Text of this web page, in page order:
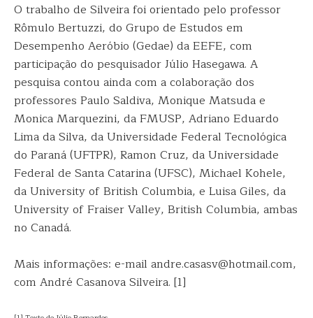
O trabalho de Silveira foi orientado pelo professor
Rômulo Bertuzzi, do Grupo de Estudos em
Desempenho Aeróbio (Gedae) da EEFE, com
participação do pesquisador Júlio Hasegawa. A
pesquisa contou ainda com a colaboração dos
professores Paulo Saldiva, Monique Matsuda e
Monica Marquezini, da FMUSP, Adriano Eduardo
Lima da Silva, da Universidade Federal Tecnológica
do Paraná (UFTPR), Ramon Cruz, da Universidade
Federal de Santa Catarina (UFSC), Michael Kohele,
da University of British Columbia, e Luisa Giles, da
University of Fraiser Valley, British Columbia, ambas
no Canadá.
Mais informações: e-mail andre.casasv@hotmail.com,
com André Casanova Silveira. [1]